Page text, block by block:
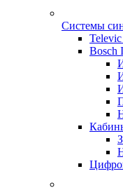
Системы
Bosch